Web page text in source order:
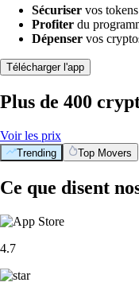
Sécuriser vos
Profiter du
Dépenser vos
Télécharger l'app
Plus de 400
Voir les prix
Trending Top Movers
Ce que disent
4.7